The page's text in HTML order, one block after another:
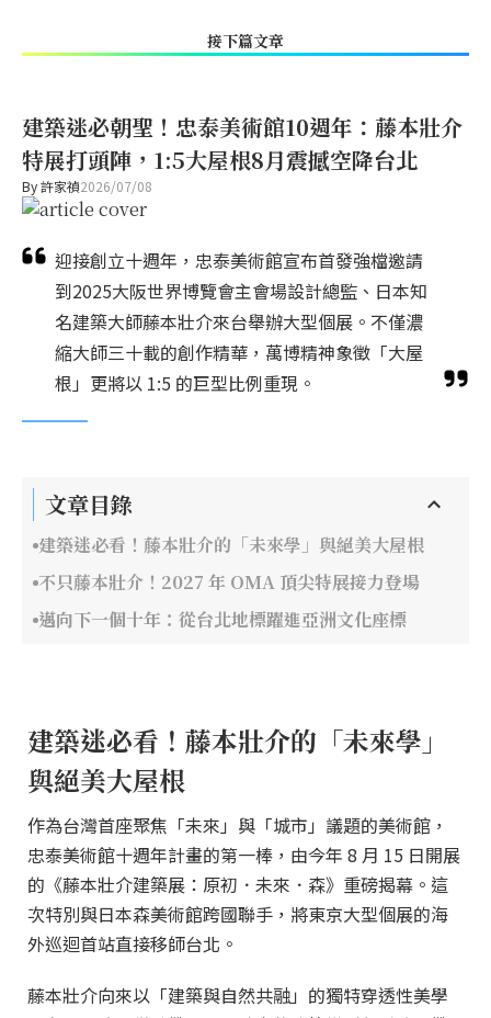
接下篇文章
建築迷必朝聖！忠泰美術館10週年：藤本壯介
特展打頭陣，1:5大屋根8月震撼空降台北
By許家禎2026/07/08
迎接創立十週年，忠泰美術館宣布首發強檔邀請
到2025大阪世界博覽會主會場設計總監、日本知
名建築大師藤本壯介來台舉辦大型個展。不僅濃
縮大師三十載的創作精華，萬博精神象徵「大屋
根」更將以 1:5 的巨型比例重現。
文章目錄
建築迷必看！藤本壯介的「未來學」與絕美大屋根
不只藤本壯介！2027 年 OMA 頂尖特展接力登場
邁向下一個十年：從台北地標躍進亞洲文化座標
建築迷必看！藤本壯介的「未來學」
與絕美大屋根
作為台灣首座聚焦「未來」與「城市」議題的美術館，
忠泰美術館十週年計畫的第一棒，由今年 8 月 15 日開展
的《藤本壯介建築展：原初．未來．森》重磅揭幕。這
次特別與日本森美術館跨國聯手，將東京大型個展的海
外巡迴首站直接移師台北。
藤本壯介向來以「建築與自然共融」的獨特穿透性美學